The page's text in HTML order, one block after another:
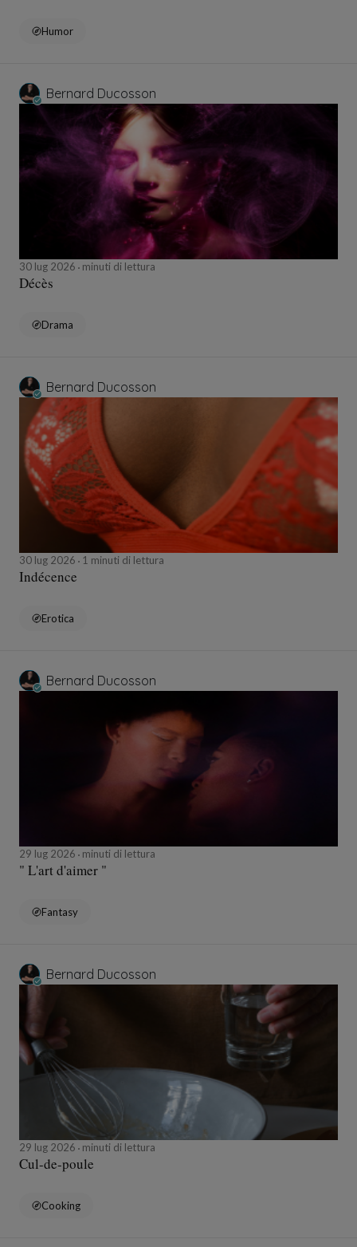
Humor
Bernard Ducosson
30 lug 2026 minuti di lettura
Décès
Drama
Bernard Ducosson
30 lug 2026 1 minuti di lettura
Indécence
Erotica
Bernard Ducosson
29 lug 2026 minuti di lettura
" L'art d'aimer "
Fantasy
Bernard Ducosson
29 lug 2026 minuti di lettura
Cul-de-poule
Cooking